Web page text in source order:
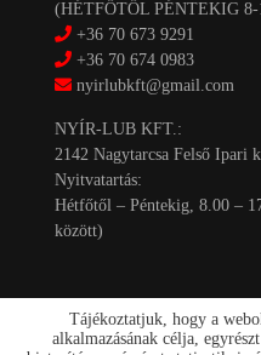
(HÉTFŐTŐL PÉNTEKIG 8-
+36 70 673 9291
+36 70 674 0983
nyirlubkft@gmail.com
NYÍR-LUB KFT.:
2142 Nagytarcsa Felső Ipari
Nyitvatartás:
Hétfőtől – Péntekig, 8.00 –
között)
Tájékoztatjuk, hogy a
alkalmazásának célja,